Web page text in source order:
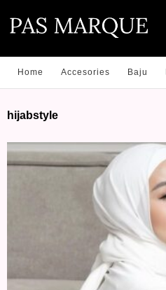
Home Accesories Baju
hijabstyle